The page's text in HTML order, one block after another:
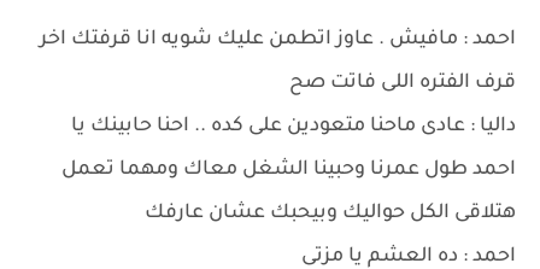
احمد : مافيش . عاوز اتطمن عليك شويه انا قرفتك اخر
قرف الفتره اللى فاتت صح
داليا : عادى ماحنا متعودين على كده .. احنا حابينك يا
احمد طول عمرنا وحبينا الشغل معاك ومهما تعمل
هتلاقى الكل حواليك وبيحبك عشان عارفك
احمد : ده العشم يا مزتى